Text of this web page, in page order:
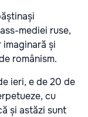
mediei ruse,
și
românism.
ieri, e de 20 de
cu
și astăzi sunt